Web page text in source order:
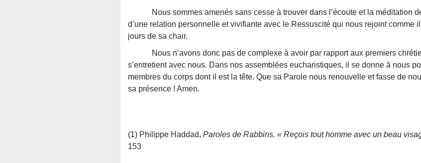
Nous sommes amenés sans cesse à trouver dans l’écoute et la méditation
d’une relation personnelle et vivifiante avec le Ressuscité qui nous rejoint comme
jours de sa chair.
Nous n’avons donc pas de complexe à avoir par rapport aux premiers
s’entretient avec nous. Dans nos assemblées eucharistiques, il se donne à nous
membres du corps dont il est la tête. Que sa Parole nous renouvelle et fasse de
sa présence ! Amen.
(1) Philippe Haddad, Paroles de Rabbins. « Reçois tout homme avec un beau
153